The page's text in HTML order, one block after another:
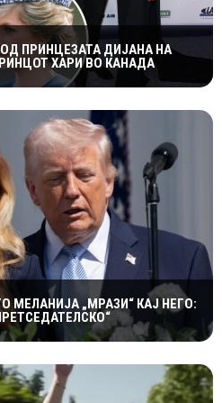
ПРИНЦЕЗАТА ДИЈАНА НА
ХАРИ ВО КАНАДА
МЕЛАНИЈА „МРАЗИ“ КАЈ НЕГО: